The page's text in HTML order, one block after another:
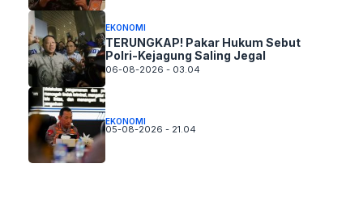
EKONOMI
TERUNGKAP! Pakar Hukum Sebut
Polri-Kejagung Saling Jegal
06-08-2026 - 03.04
EKONOMI
05-08-2026 - 21.04